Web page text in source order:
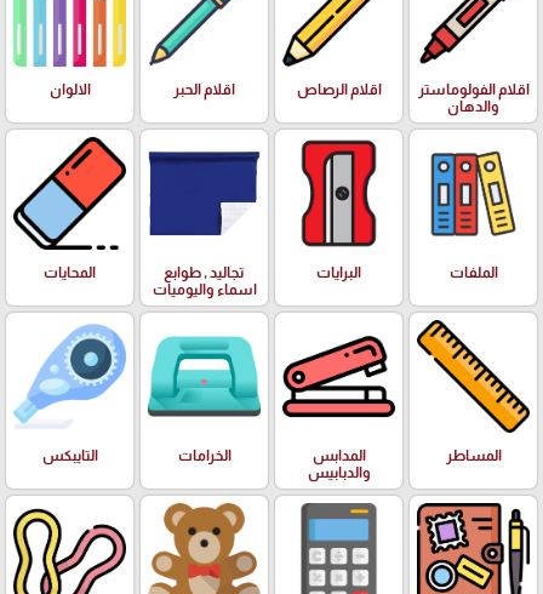
اقلام الفولوماستر
والدهان
اقلام الرصاص اقلام الحبر الالوان
الملفات البرايات
تجاليد , طوابع
اسماء واليوميات
المحايات
المساطر
المدابس
والدبابيس
الخرامات التايبكس